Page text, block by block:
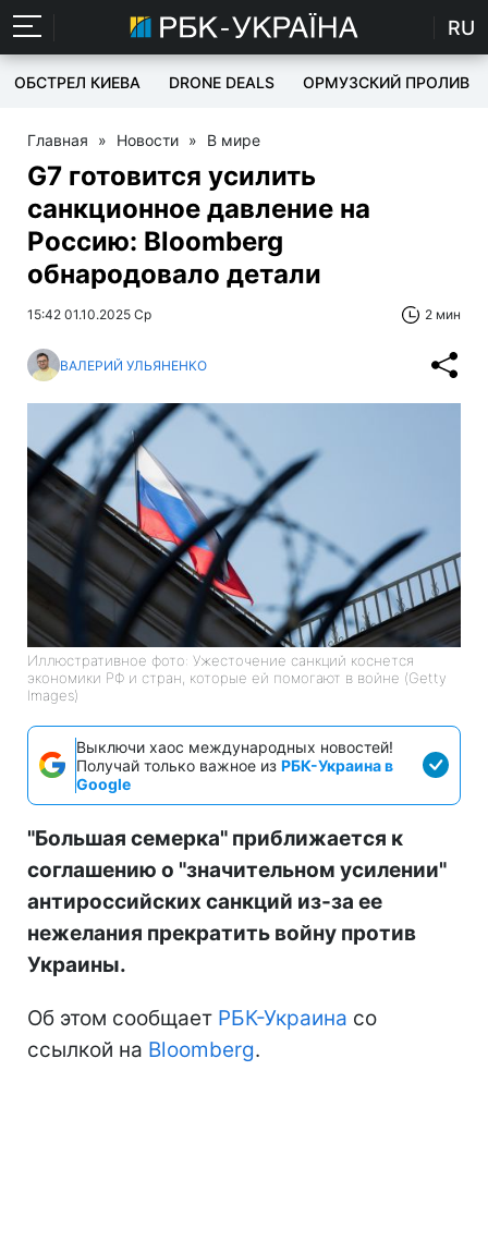
RU
ОБСТРЕЛ КИЕВА DRONE DEALS ОРМУЗСКИЙ ПРОЛИВ
Главная » Новости » В мире
G7 готовится усилить
санкционное давление на
Россию: Bloomberg
обнародовало детали
15:42 01.10.2025 Ср 2 мин
ВАЛЕРИЙ УЛЬЯНЕНКО
Иллюстративное фото: Ужесточение санкций коснется
экономики РФ и стран, которые ей помогают в войне (Getty
Images)
Выключи хаос международных новостей!
Получай только важное из РБК-Украина в
Google
"Большая семерка" приближается к
соглашению о "значительном усилении"
антироссийских санкций из-за ее
нежелания прекратить войну против
Украины.
Об этом сообщает РБК-Украина со
ссылкой на Bloomberg.